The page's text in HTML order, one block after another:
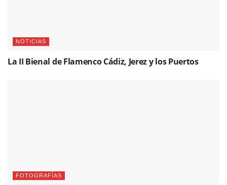
NOTICIAS
La II Bienal de Flamenco Cádiz, Jerez y los Puertos
FOTOGRAFÍAS